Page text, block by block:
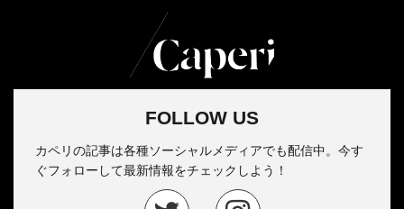
FOLLOW US
カペリの記事は各種ソーシャルメディアでも配信中。今す
ぐフォローして最新情報をチェックしよう！